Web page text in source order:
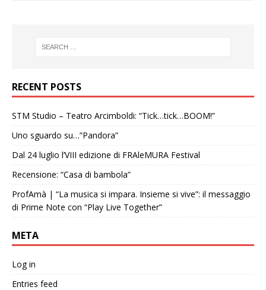
RECENT POSTS
STM Studio – Teatro Arcimboldi: “Tick…tick…BOOM!”
Uno sguardo su…”Pandora”
Dal 24 luglio l’VIII edizione di FRAleMURA Festival
Recensione: “Casa di bambola”
ProfAmà | “La musica si impara. Insieme si vive”: il messaggio
di Prime Note con “Play Live Together”
META
Log in
Entries feed